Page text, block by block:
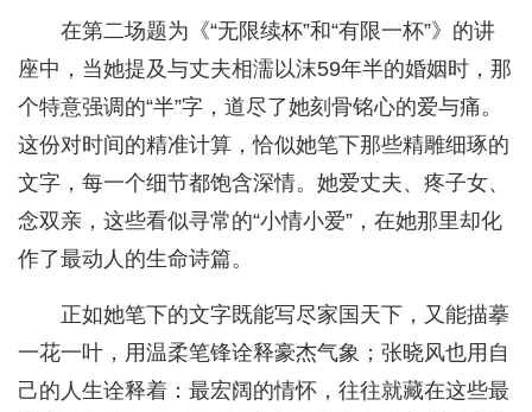
在第二场题为《“无限续杯”和“有限一杯”》的讲
座中，当她提及与丈夫相濡以沫59年半的婚姻时，那
个特意强调的“半”字，道尽了她刻骨铭心的爱与痛。
这份对时间的精准计算，恰似她笔下那些精雕细琢的
文字，每一个细节都饱含深情。她爱丈夫、疼子女、
念双亲，这些看似寻常的“小情小爱”，在她那里却化
作了最动人的生命诗篇。
正如她笔下的文字既能写尽家国天下，又能描摹
一花一叶，用温柔笔锋诠释豪杰气象；张晓风也用自
己的人生诠释着：最宏阔的情怀，往往就藏在这些最